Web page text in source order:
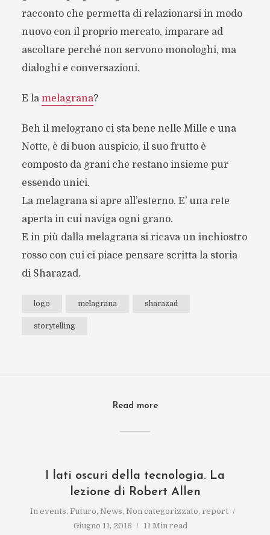
racconto che permetta di relazionarsi in modo
nuovo con il proprio mercato, imparare ad
ascoltare perché non servono monologhi, ma
dialoghi e conversazioni.
E la melagrana?
Beh il melograno ci sta bene nelle Mille e una
Notte, è di buon auspicio, il suo frutto è
composto da grani che restano insieme pur
essendo unici.
La melagrana si apre all’esterno. E’ una rete
aperta in cui naviga ogni grano.
E in più dalla melagrana si ricava un inchiostro
rosso con cui ci piace pensare scritta la storia
di Sharazad.
logo melagrana sharazad
storytelling
Read more
I lati oscuri della tecnologia. La
lezione di Robert Allen
In events, Futuro, News, Non categorizzato, report
Giugno 11, 2018
11 Min read